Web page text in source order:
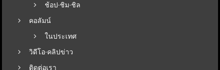
ช้อป-ชิม-ชิล
คอลัมน์
ในประเทศ
วิดีโอ-คลิปข่าว
ติดต่อเรา